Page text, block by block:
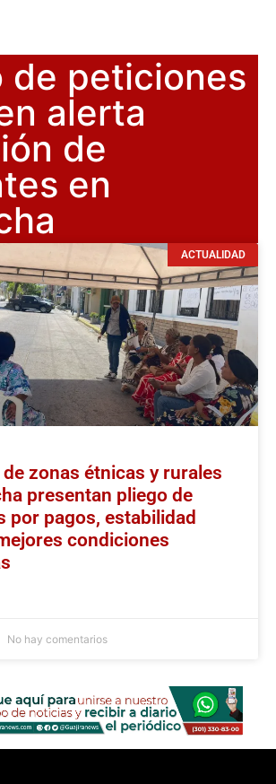
de peticiones
alerta
de
en
ACTUALIDAD
zonas étnicas y rurales
presentan pliego de
por pagos, estabilidad
condiciones
No hay comentarios